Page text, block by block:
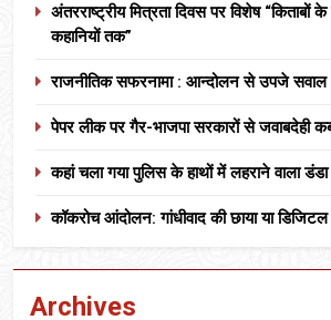
अंतरराष्ट्रीय मित्रता दिवस पर विशेष
कहानियों तक”
राजनीतिक सफरनामा : आन्दोलन से उपजे सवाल
पेपर लीक पर गैर-भाजपा सरकारों से जवाबदेही
कहां चला गया पुलिस के हाथों में लहराने वाला डंडा
कॉकरोच आंदोलन: गांधीवाद की छाया या
Archives